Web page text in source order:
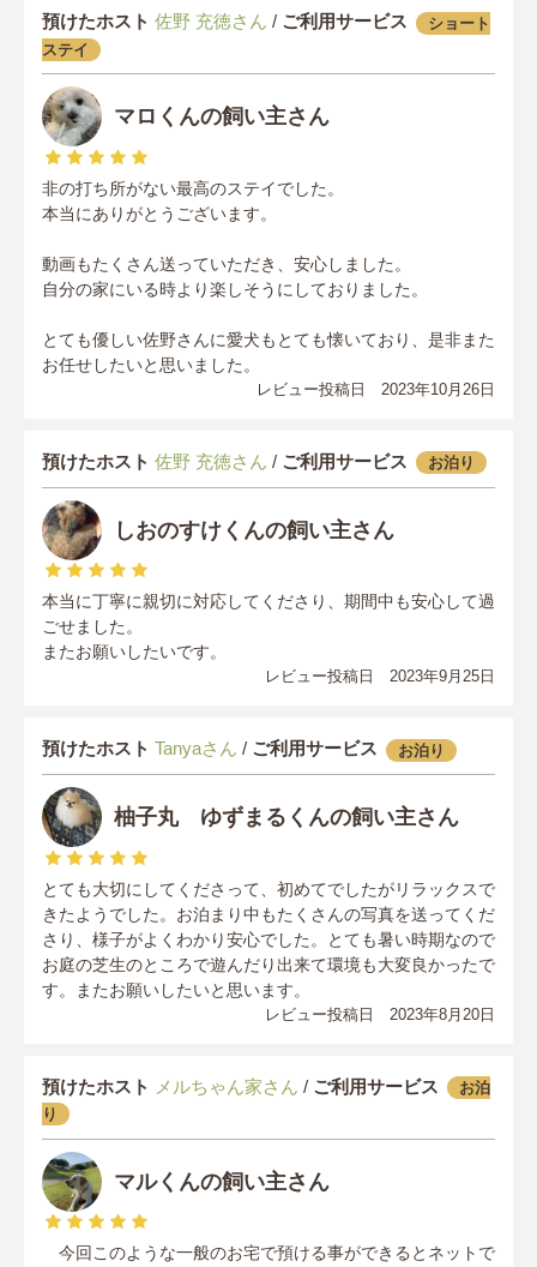
預けたホスト 佐野 充徳さん / ご利用サービス
ショート
ステイ
マロくんの飼い主さん
非の打ち所がない最高のステイでした。
本当にありがとうございます。
動画もたくさん送っていただき、安心しました。
自分の家にいる時より楽しそうにしておりました。
とても優しい佐野さんに愛犬もとても懐いており、是非また
お任せしたいと思いました。
レビュー投稿日 2023年10月26日
預けたホスト 佐野 充徳さん / ご利用サービス お泊り
しおのすけくんの飼い主さん
本当に丁寧に親切に対応してくださり、期間中も安心して過
ごせました。
またお願いしたいです。
レビュー投稿日 2023年9月25日
預けたホスト Tanyaさん / ご利用サービス お泊り
柚子丸 ゆずまるくんの飼い主さん
とても大切にしてくださって、初めてでしたがリラックスで
きたようでした。お泊まり中もたくさんの写真を送ってくだ
さり、様子がよくわかり安心でした。とても暑い時期なので
お庭の芝生のところで遊んだり出来て環境も大変良かったで
す。またお願いしたいと思います。
レビュー投稿日 2023年8月20日
預けたホスト メルちゃん家さん / ご利用サービス
お泊
り
マルくんの飼い主さん
今回このような一般のお宅で預ける事ができるとネットで